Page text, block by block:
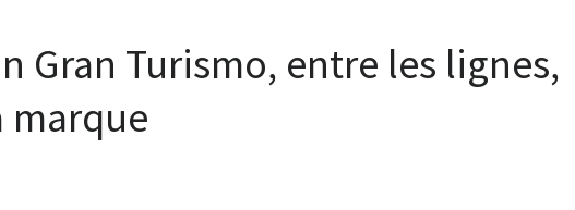
Gran Turismo, entre les lignes,
marque